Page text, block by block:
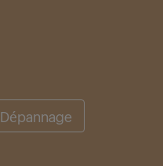
Dépannage